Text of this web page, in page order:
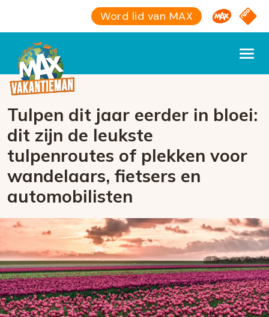
Word lid van MAX Omroep
NPO
Tulpen dit jaar eerder in bloei:
dit zijn de leukste
tulpenroutes of plekken voor
wandelaars, fietsers en
automobilisten